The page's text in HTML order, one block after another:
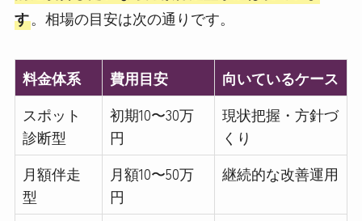
す。相場の目安は次の通りです。
料金体系 費用目安
向いているケース
スポット
診断型
初期10〜30万
円
現状把握・方針づ
くり
月額伴走
型
月額10〜50万
円
継続的な改善運用